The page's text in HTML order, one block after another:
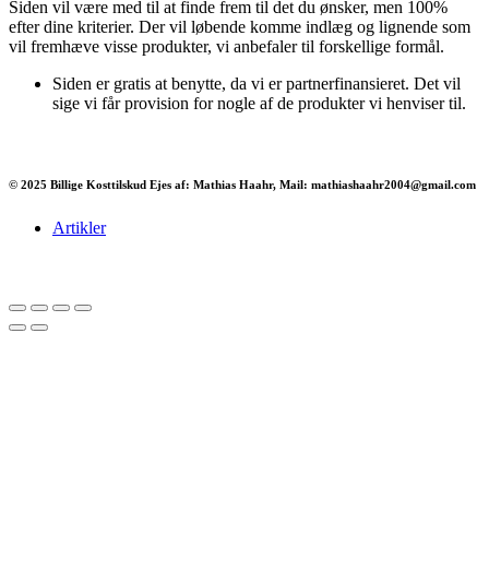
Siden vil være med til at finde frem til det du ønsker, men 100%
efter dine kriterier. Der vil løbende komme indlæg og lignende som
vil fremhæve visse produkter, vi anbefaler til forskellige formål.
Siden er gratis at benytte, da vi er partnerfinansieret. Det vil
sige vi får provision for nogle af de produkter vi henviser til.
© 2025 Billige Kosttilskud Ejes af: Mathias Haahr, Mail: mathiashaahr2004@gmail.com
Artikler